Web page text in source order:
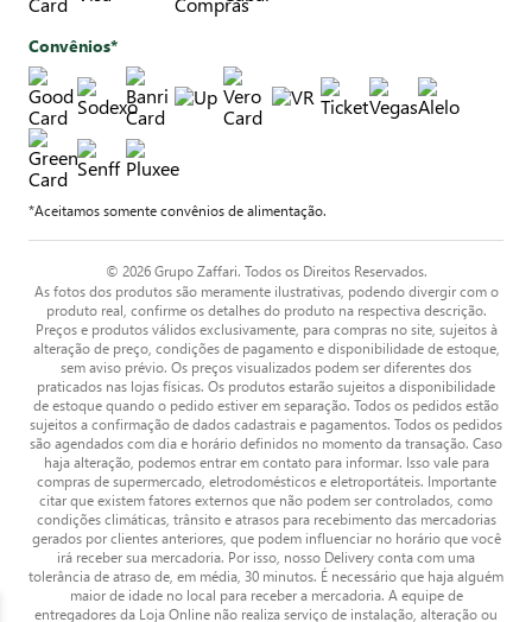
Convênios*
*Aceitamos somente convênios de alimentação.
© 2026 Grupo Zaffari. Todos os Direitos Reservados.
As fotos dos produtos são meramente ilustrativas, podendo divergir com o
produto real, confirme os detalhes do produto na respectiva descrição.
Preços e produtos válidos exclusivamente, para compras no site, sujeitos à
alteração de preço, condições de pagamento e disponibilidade de estoque,
sem aviso prévio. Os preços visualizados podem ser diferentes dos
praticados nas lojas físicas. Os produtos estarão sujeitos a disponibilidade
de estoque quando o pedido estiver em separação. Todos os pedidos estão
sujeitos a confirmação de dados cadastrais e pagamentos. Todos os pedidos
são agendados com dia e horário definidos no momento da transação. Caso
haja alteração, podemos entrar em contato para informar. Isso vale para
compras de supermercado, eletrodomésticos e eletroportáteis. Importante
citar que existem fatores externos que não podem ser controlados, como
condições climáticas, trânsito e atrasos para recebimento das mercadorias
gerados por clientes anteriores, que podem influenciar no horário que você
irá receber sua mercadoria. Por isso, nosso Delivery conta com uma
tolerância de atraso de, em média, 30 minutos. É necessário que haja alguém
maior de idade no local para receber a mercadoria. A equipe de
entregadores da Loja Online não realiza serviço de instalação, alteração ou